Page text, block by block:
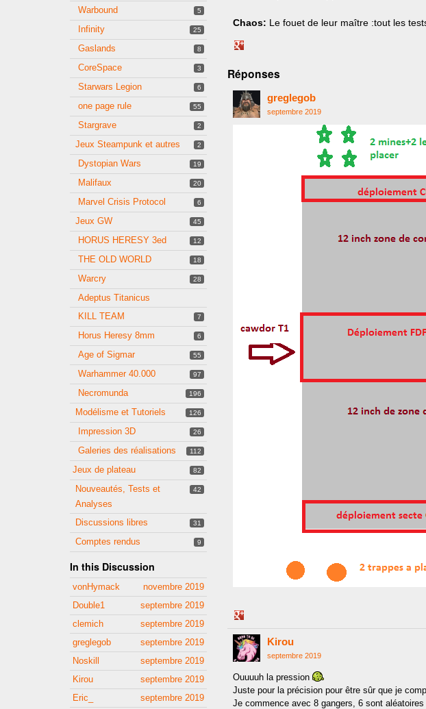
5
Warbound
25
Infinity
8
Gaslands
3
CoreSpace
6
Starwars Legion
55
one page rule
2
Stargrave
2
Jeux Steampunk et autres
19
Dystopian Wars
20
Malifaux
6
Marvel Crisis Protocol
45
Jeux GW
12
HORUS HERESY 3ed
18
THE OLD WORLD
28
Warcry
Adeptus Titanicus
7
KILL TEAM
6
Horus Heresy 8mm
55
Age of Sigmar
97
Warhammer 40.000
196
Necromunda
126
Modélisme et Tutoriels
26
Impression 3D
112
Galeries des réalisations
82
Jeux de plateau
42
Nouveautés, Tests et
Analyses
31
Discussions libres
9
Comptes rendus
In this Discussion
novembre 2019
vonHymack
septembre 2019
Double1
septembre 2019
clemich
septembre 2019
greglegob
septembre 2019
Noskill
septembre 2019
Kirou
septembre 2019
Eric_
Chaos: Le fouet de leur maître :tout les
Google+
Réponses
greglegob
septembre 2019
on
Google+Kirou
septembre 2019
Ouuuuh la pression
Juste pour la précision pour être sûr que je
Je commence avec 8 gangers, 6 sont